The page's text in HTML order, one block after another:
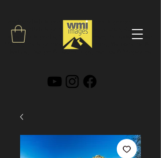
Landschaftsfotografie, Outdoorphotography,
Landschaftsfotograf, Workshops, Touren, Kurse,
Reisen, Fotografie, Video, Drohnen, Projekte, Walter
Menet,
Photography & Videography, Workshops &
Lifestyle, Design & Technology, Service & Magazine